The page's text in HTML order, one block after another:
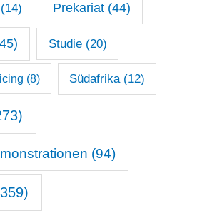
(14) Prekariat(44)
Studie(20)
(8) Südafrika(12)
(94)